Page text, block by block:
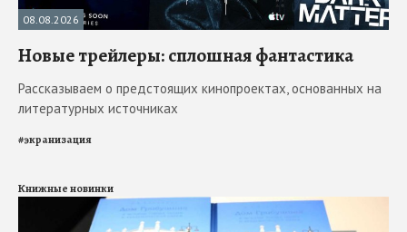
08.08.2026
Новые трейлеры: сплошная фантастика
Рассказываем о предстоящих кинопроектах, основанных на
литературных источниках
#экранизация
Книжные новинки